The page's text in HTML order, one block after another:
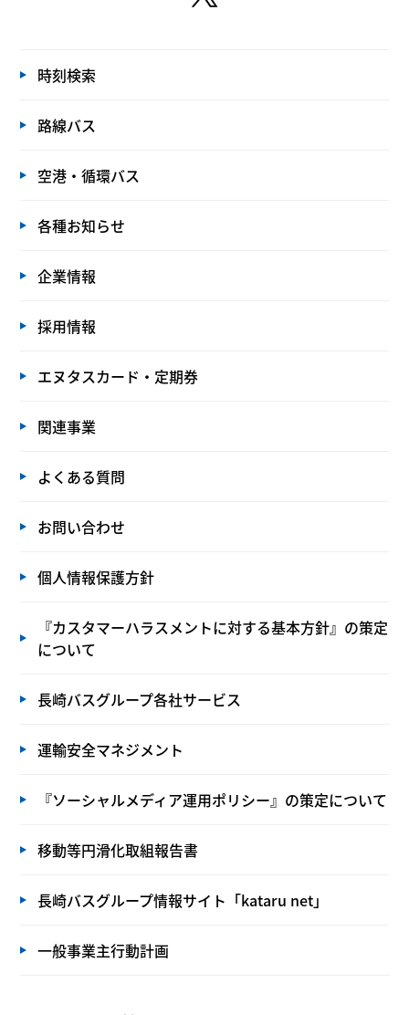
時刻検索
路線バス
空港・循環バス
各種お知らせ
企業情報
採用情報
エヌタスカード・定期券
関連事業
よくある質問
お問い合わせ
個人情報保護方針
『カスタマーハラスメントに対する基本方針』の策定
について
長崎バスグループ各社サービス
運輸安全マネジメント
『ソーシャルメディア運用ポリシー』の策定について
移動等円滑化取組報告書
長崎バスグループ情報サイト「kataru net」
一般事業主行動計画